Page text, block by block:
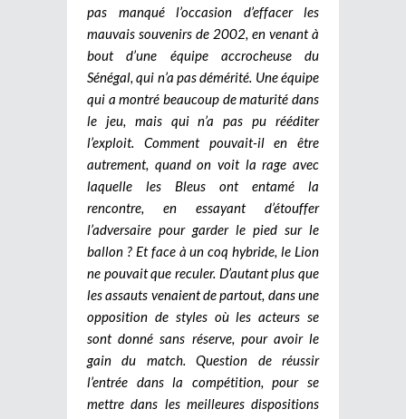
pas manqué l’occasion d’effacer les
mauvais souvenirs de 2002, en venant à
bout d’une équipe accrocheuse du
Sénégal, qui n’a pas démérité. Une équipe
qui a montré beaucoup de maturité dans
le jeu, mais qui n’a pas pu rééditer
l’exploit. Comment pouvait-il en être
autrement, quand on voit la rage avec
laquelle les Bleus ont entamé la
rencontre, en essayant d’étouffer
l’adversaire pour garder le pied sur le
ballon ? Et face à un coq hybride, le Lion
ne pouvait que reculer. D’autant plus que
les assauts venaient de partout, dans une
opposition de styles où les acteurs se
sont donné sans réserve, pour avoir le
gain du match. Question de réussir
l’entrée dans la compétition, pour se
mettre dans les meilleures dispositions